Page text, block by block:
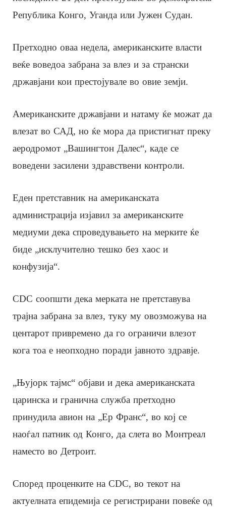
Република Конго, Уганда или Јужен Судан.
Претходно оваа недела, американските власти
веќе воведоа забрана за влез и за странски
државјани кои престојувале во овие земји.
Американските државјани и натаму ќе можат да
влезат во САД, но ќе мора да пристигнат преку
аеродромот „Вашингтон Далес“, каде се
воведени засилени здравствени контроли.
Еден претставник на американската
администрација изјавил за американските
медиуми дека спроведувањето на мерките ќе
биде „исклучително тешко без хаос и
конфузија“.
CDC соопшти дека мерката не претставува
трајна забрана за влез, туку му овозможува на
центарот привремено да го ограничи влезот
кога тоа е неопходно поради јавното здравје.
„Њујорк тајмс“ објави и дека американската
царинска и гранична служба претходно
принудила авион на „Ер Франс“, во кој се
наоѓал патник од Конго, да слета во Монтреал
наместо во Детроит.
Според проценките на CDC, во текот на
актуелната епидемија се регистрирани повеќе од